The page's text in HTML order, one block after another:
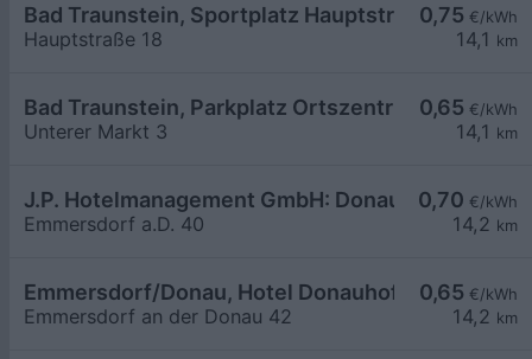
0,75 €/kWh
14,1 km
Bad Traunstein, Sportplatz Hauptstr.
Hauptstraße 18
0,65 €/kWh
14,1 km
Bad Traunstein, Parkplatz Ortszentrum
Unterer Markt 3
0,70 €/kWh
14,2 km
J.P. Hotelmanagement GmbH: Donauhof
Emmersdorf a.D. 40
0,65 €/kWh
14,2 km
Emmersdorf/Donau, Hotel Donauhof
Emmersdorf an der Donau 42